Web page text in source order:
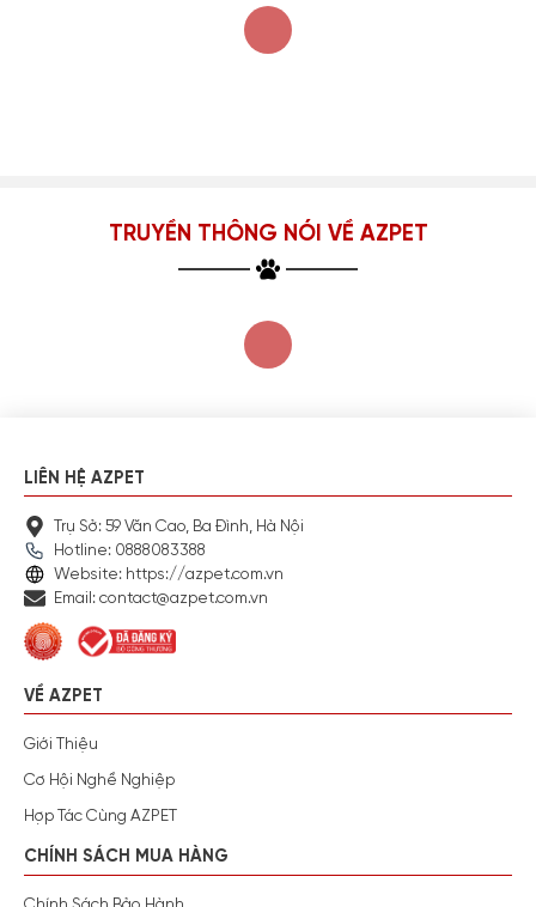
TRUYỀN THÔNG NÓI VỀ AZPET
LIÊN HỆ AZPET
Trụ Sở: 59 Văn Cao, Ba Đình, Hà Nội
Hotline: 0888083388
Website: https://azpet.com.vn
Email: contact@azpet.com.vn
VỀ AZPET
Giới Thiệu
Cơ Hội Nghề Nghiệp
Hợp Tác Cùng AZPET
CHÍNH SÁCH MUA HÀNG